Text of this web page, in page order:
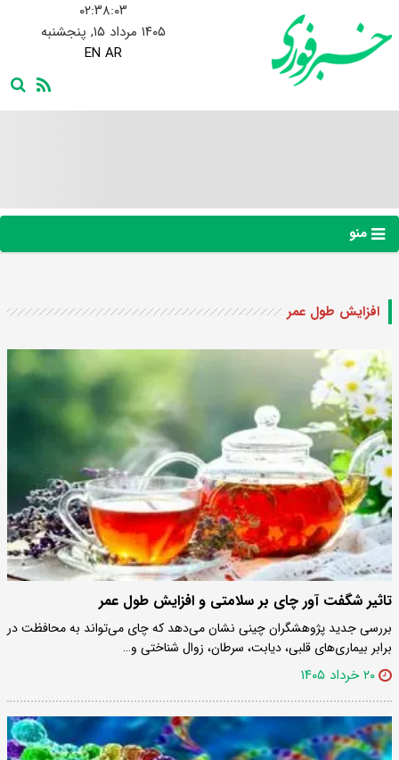
۰۲:۳۸:۰۴
۱۴۰۵ مرداد ۱۵, پنجشنبه
EN AR
منو
افزایش طول عمر
تاثیر شگفت آور چای بر سلامتی و افزایش طول عمر
بررسی جدید پژوهشگران چینی نشان می‌دهد که چای می‌تواند به محافظت در
برابر بیماری‌های قلبی، دیابت، سرطان، زوال شناختی و…
۲۰ خرداد ۱۴۰۵